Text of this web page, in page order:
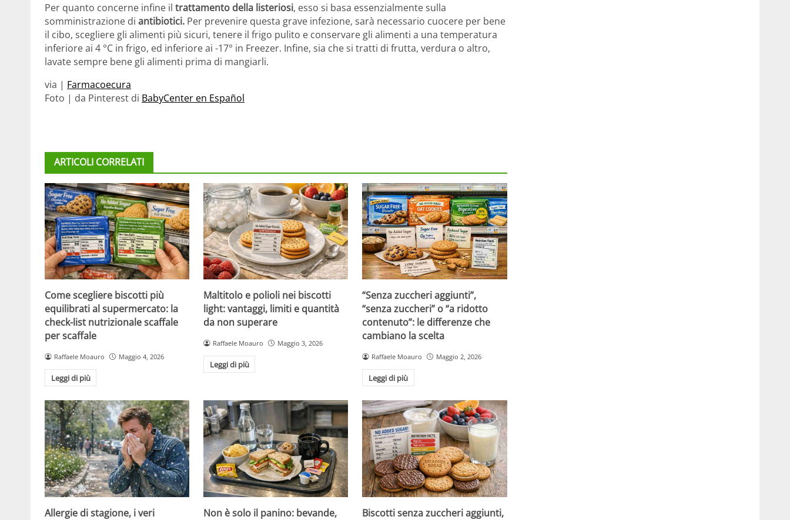
Per quanto concerne infine il trattamento della listeriosi, esso si basa essenzialmente sulla
somministrazione di antibiotici. Per prevenire questa grave infezione, sarà necessario cuocere per bene
il cibo, scegliere gli alimenti più sicuri, tenere il frigo pulito e conservare gli alimenti a una temperatura
inferiore ai 4 °C in frigo, ed inferiore ai -17° in Freezer. Infine, sia che si tratti di frutta, verdura o altro,
lavate sempre bene gli alimenti prima di mangiarli.
via | Farmacoecura
Foto | da Pinterest di BabyCenter en Español
ARTICOLI CORRELATI
Come scegliere biscotti più
equilibrati al supermercato: la
check-list nutrizionale scaffale
per scaffale
Raffaele Moauro Maggio 4, 2026
Leggi di più
Maltitolo e polioli nei biscotti
light: vantaggi, limiti e quantità
da non superare
Raffaele Moauro Maggio 3, 2026
Leggi di più
“Senza zuccheri aggiunti”,
“senza zuccheri” o “a ridotto
contenuto”: le differenze che
cambiano la scelta
Raffaele Moauro Maggio 2, 2026
Leggi di più
Allergie di stagione, i veri
Non è solo il panino: bevande,
Biscotti senza zuccheri aggiunti,